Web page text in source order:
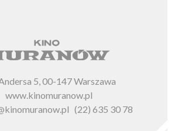
5, 00-147 Warszawa
www.kinomuranow.pl
(22) 635 30 78